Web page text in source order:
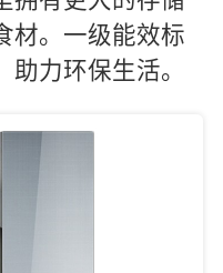
材。一级能效标
力环保生活。